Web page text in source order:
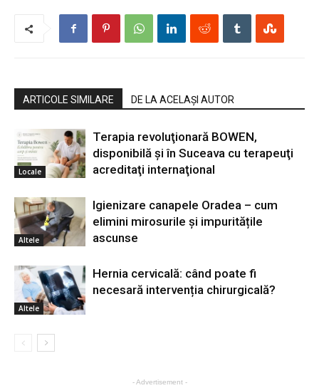
ARTICOLE SIMILARE DE LA ACELAȘI AUTOR
Locale
Terapia revoluţionară BOWEN,
disponibilă şi în Suceava cu terapeuţi
acreditaţi internaţional
Altele
Igienizare canapele Oradea – cum
elimini mirosurile și impuritățile
ascunse
Altele
Hernia cervicală: când poate fi
necesară intervenția chirurgicală?
- Advertisement -